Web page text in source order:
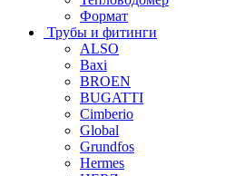
Формат
Трубы и фитинги
ALSO
Baxi
BROEN
BUGATTI
Cimberio
Global
Grundfos
Hermes